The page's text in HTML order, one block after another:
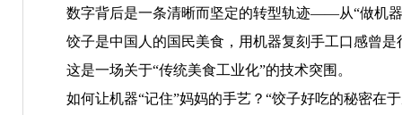
数字背后是一条清晰而坚定的转型轨迹——从“做机器”
饺子是中国人的国民美食，用机器复刻手工口感曾是
这是一场关于“传统美食工业化”的技术突围。
如何让机器“记住”妈妈的手艺？“饺子好吃的秘密在于